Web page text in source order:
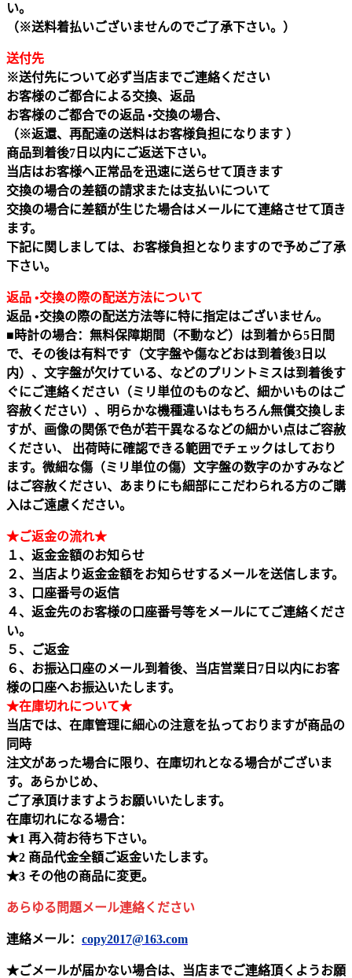
い。
（※送料着払いございませんのでご了承下さい。）
送付先
※送付先について必ず当店までご連絡ください
お客様のご都合による交換、返品
お客様のご都合での返品 •交換の場合、
（※返還、再配達の送料はお客様負担になります ）
商品到着後7日以内にご返送下さい。
当店はお客様へ正常品を迅速に送らせて頂きます
交換の場合の差額の請求または支払いについて
交換の場合に差額が生じた場合はメールにて連絡させて頂き
ます。
下記に関しましては、お客様負担となりますので予めご了承
下さい。
返品 •交換の際の配送方法について
返品 •交換の際の配送方法等に特に指定はございません。
■時計の場合：無料保障期間（不動など）は到着から5日間
で、その後は有料です（文字盤や傷などおは到着後3日以
内）、文字盤が欠けている、などのプリントミスは到着後す
ぐにご連絡ください（ミリ単位のものなど、細かいものはご
容赦ください）、明らかな機種違いはもちろん無償交換しま
すが、画像の関係で色が若干異なるなどの細かい点はご容赦
ください、 出荷時に確認できる範囲でチェックはしており
ます。微細な傷（ミリ単位の傷）文字盤の数字のかすみなど
はご容赦ください、あまりにも細部にこだわられる方のご購
入はご遠慮ください。
★ご返金の流れ★
１、返金金額のお知らせ
２、当店より返金金額をお知らせするメールを送信します。
３、口座番号の返信
４、返金先のお客様の口座番号等をメールにてご連絡くださ
い。
５、ご返金
６、お振込口座のメール到着後、当店営業日7日以内にお客
様の口座へお振込いたします。
★在庫切れについて★
当店では、在庫管理に細心の注意を払っておりますが商品の
同時
注文があった場合に限り、在庫切れとなる場合がございま
す。あらかじめ、
ご了承頂けますようお願いいたします。
在庫切れになる場合：
★1 再入荷お待ち下さい。
★2 商品代金全額ご返金いたします。
★3 その他の商品に変更。
あらゆる問題メール連絡ください
連絡メール： copy2017@163.com
★ごメールが届かない場合は、当店までご連絡頂くようお願